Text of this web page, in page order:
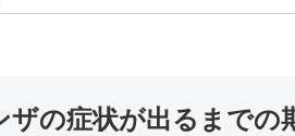
ザの症状が出るまでの